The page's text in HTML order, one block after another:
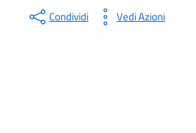
Condividi Vedi Azioni